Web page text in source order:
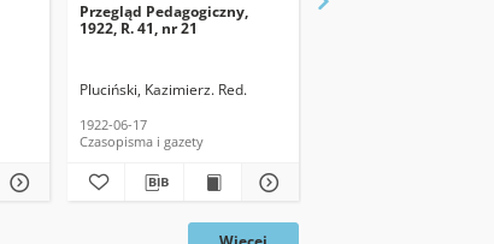
Przegląd Pedagogiczny,
1922, R. 41, nr 21
Pluciński, Kazimierz. Red.
1922-06-17
Czasopisma i gazety